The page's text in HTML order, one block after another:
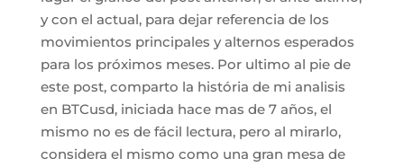
y con el actual, para dejar referencia de los
movimientos principales y alternos esperados
para los próximos meses. Por ultimo al pie de
este post, comparto la história de mi analisis
en BTCusd, iniciada hace mas de 7 años, el
mismo no es de fácil lectura, pero al mirarlo,
considera el mismo como una gran mesa de